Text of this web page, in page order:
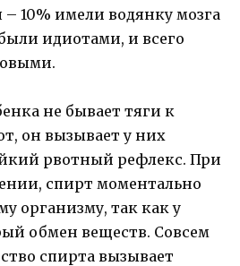
– 10% имели водянку мозга
идиотами, и всего
не бывает тяги к
он вызывает у них
рвотный рефлекс. При
спирт моментально
организму, так как у
обмен веществ. Совсем
спирта вызывает